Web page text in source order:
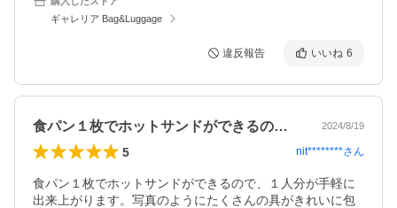
ギャレリア Bag&Luggage
違反報告 いいね 6
食パン１枚でホットサンドができるので、… 2024/8/19
5 nit********さん
食パン１枚でホットサンドができるので、１人分が手軽に
出来上がります。写真のようにたくさんの具がきれいに包